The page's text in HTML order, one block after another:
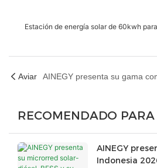
Estación de energía solar de 60kwh
Aviar
RECOMENDADO PARA
AINEGY
Indonesia